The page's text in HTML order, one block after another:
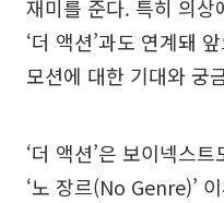
재미를 준다. 특히 의상
‘더 액션’과도 연계돼
모션에 대한 기대와 궁
‘더 액션’은 보이넥스
‘노 장르(No Genre)’